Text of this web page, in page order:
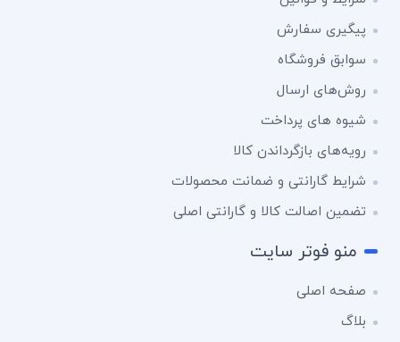
پیگیری سفارش
سوابق فروشگاه
روش‌های ارسال
شیوه های پرداخت
رویه‌های بازگرداندن کالا
شرایط گارانتی و ضمانت محصولات
تضمین اصالت کالا و گارانتی اصلی
منو فوتر سایت
صفحه اصلی
بلاگ